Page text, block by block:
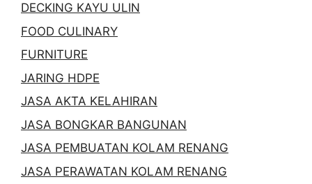
DECKING KAYU ULIN
FOOD CULINARY
FURNITURE
JARING HDPE
JASA AKTA KELAHIRAN
JASA BONGKAR BANGUNAN
JASA PEMBUATAN KOLAM RENANG
JASA PERAWATAN KOLAM RENANG